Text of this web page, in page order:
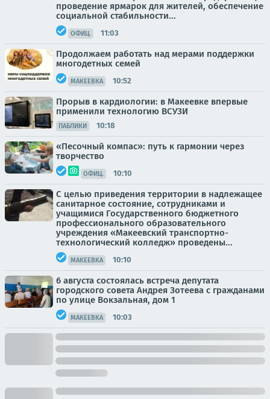
проведение ярмарок для жителей, обеспечение
социальной стабильности...
ОФИЦ. 11:03
Продолжаем работать над мерами поддержки
многодетных семей
МАКЕЕВКА 10:52
Прорыв в кардиологии: в Макеевке впервые
применили технологию ВСУЗИ
ПАБЛИКИ 10:18
«Песочный компас»: путь к гармонии через
творчество
ОФИЦ. 10:10
С целью приведения территории в надлежащее
санитарное состояние, сотрудниками и
учащимися Государственного бюджетного
профессионального образовательного
учреждения «Макеевский транспортно-
технологический колледж» проведены...
МАКЕЕВКА 10:10
6 августа состоялась встреча депутата
городского совета Андрея Зотеева с гражданами
по улице Вокзальная, дом 1
МАКЕЕВКА 10:03